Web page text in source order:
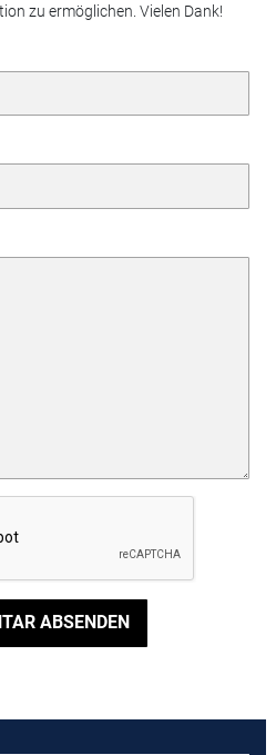
zu ermöglichen. Vielen Dank!
ABSENDEN